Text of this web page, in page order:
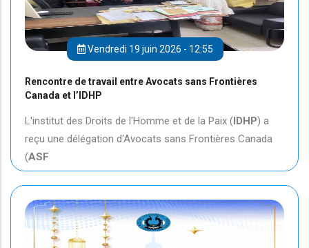
Vendredi 19 juin 2026 - 12:55
Rencontre de travail entre Avocats sans Frontières
Canada et l’IDHP
L'institut des Droits de l'Homme et de la Paix (IDHP) a
reçu une délégation d'Avocats sans Frontières Canada
(ASF